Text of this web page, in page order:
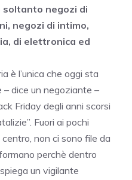
soltanto negozi di
negozi di intimo,
di elettronica ed
è l’unica che oggi sta
– dice un negoziante –
Friday degli anni scorsi
Fuori ai pochi
non ci sono file da
perchè dentro
un vigilante